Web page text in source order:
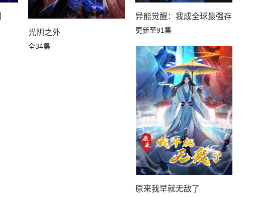
光阴之外
全34集
异能觉醒：我成全球最强存在
更新至91集
原来我早就无敌了